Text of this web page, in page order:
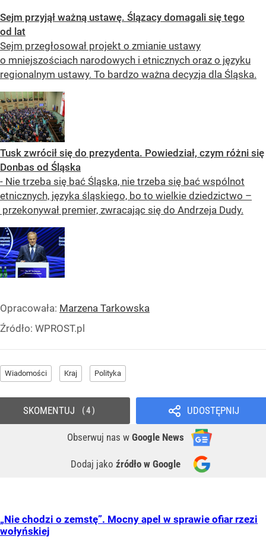
Sejm przyjął ważną ustawę. Ślązacy domagali się tego
od lat
Sejm przegłosował projekt o zmianie ustawy
o mniejszościach narodowych i etnicznych oraz o języku
regionalnym ustawy. To bardzo ważna decyzja dla Śląska.
Tusk zwrócił się do prezydenta. Powiedział, czym różni się
Donbas od Śląska
- Nie trzeba się bać Śląska, nie trzeba się bać wspólnot
etnicznych, języka śląskiego, bo to wielkie dziedzictwo –
przekonywał premier, zwracając się do Andrzeja Dudy.
Opracowała: Marzena Tarkowska
Źródło: WPROST.pl
Wiadomości Kraj Polityka
UDOSTĘPNIJ
Obserwuj nas w Google News
Dodaj jako źródło w Google
SKOMENTUJ 4
„Nie chodzi o zemstę”. Mocny apel w sprawie ofiar rzezi
wołyńskiej